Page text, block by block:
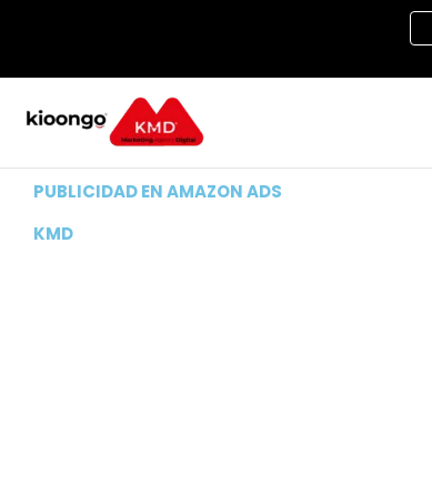
contenido
PUBLICIDAD EN AMAZON ADS
KMD